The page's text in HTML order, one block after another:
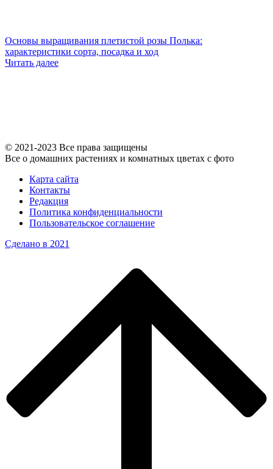
Основы выращивания плетистой розы Полька:
характеристики сорта, посадка и ход
Читать далее
© 2021-2023 Все права защищены
Все о домашних растениях и комнатных цветах с фото
Карта сайта
Контакты
Редакция
Политика конфиденциальности
Пользовательское соглашение
Сделано в 2021